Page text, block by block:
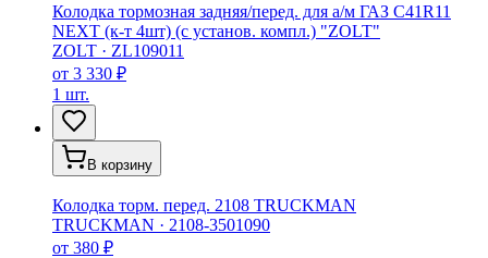
Колодка тормозная задняя/перед. для а/м ГАЗ C41R11
NEXT (к-т 4шт) (c установ. компл.) "ZOLT"
ZOLT · ZL109011
от 3 330 ₽
1 шт.
В корзину
Колодка торм. перед. 2108 TRUCKMAN
TRUCKMAN · 2108-3501090
от 380 ₽